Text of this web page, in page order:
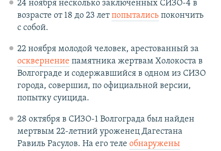
24 ноября несколько заключенных СИЗО-4 в
возрасте от 18 до 23 летпопыталисьпокончить
с собой.
22 ноября молодой человек, арестованный за
осквернение памятника жертвам Холокоста в
Волгограде и содержавшийся в одном из СИЗО
города, совершил, по официальной версии,
попытку суицида.
28 октября в СИЗО-1 Волгограда был найден
мертвым 22-летний уроженец Дагестана
Равиль Расулов. На его теле обнаружены